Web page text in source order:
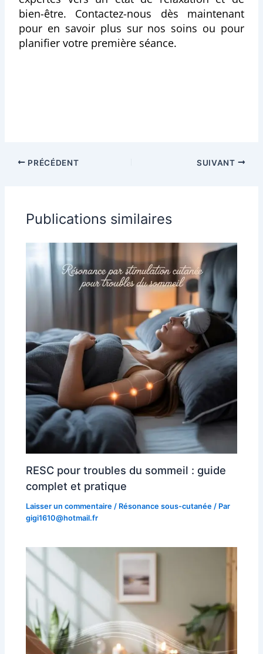
bien-être. Contactez-nous dès maintenant
pour en savoir plus sur nos soins ou pour
planifier votre première séance.
PRÉCÉDENT SUIVANT
Publications similaires
RESC pour troubles du sommeil : guide
complet et pratique
Laisser un commentaire / Résonance sous-cutanée / Par
gigi1610@hotmail.fr